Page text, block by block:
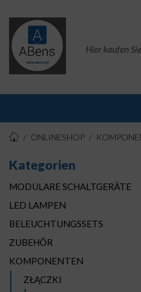
Hier kaufen
ONLINESHOP
Kategorien
MODULARE SCHALTGERÄTE
LED LAMPEN
BELEUCHTUNGSSETS
ZUBEHÖR
KOMPONENTEN
ZŁĄCZKI